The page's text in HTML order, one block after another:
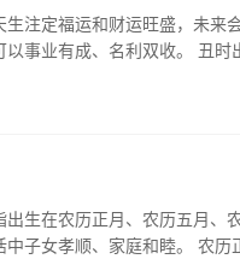
注定福运和财运旺盛，未
以事业有成、名利双收。 丑
生在农历正月、农历五月
中子女孝顺、家庭和睦。 农